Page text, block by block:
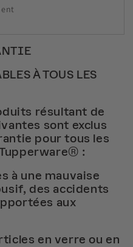
À TOUS LES
résultant de
sont exclus
pour tous les
:
à une mauvaise
des accidents
aux
en verre ou en